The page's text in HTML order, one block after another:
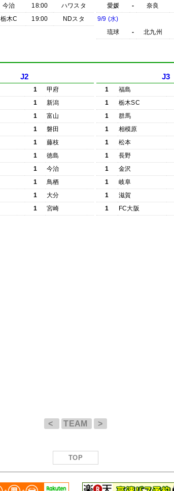
今治 18:00
ハワスタ
栃木C 19:00 NDスタ
愛媛
- 奈良
9/9 (水)
琉球
- 北九州
J2
1
甲府
1
新潟
1
富山
1
磐田
1
藤枝
1
徳島
1
今治
1
鳥栖
1
大分
1 宮崎
J3
1 福島
1
栃木SC
1
群馬
1
相模原
1
松本
1
長野
1
金沢
1
岐阜
1
滋賀
1
FC大阪
< TEAM >
TOP